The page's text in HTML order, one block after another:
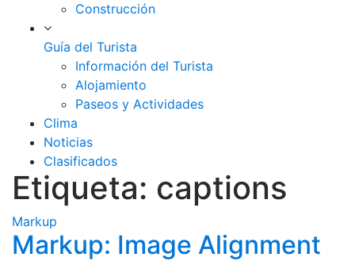
Construcción
Guía del Turista
Información del Turista
Alojamiento
Paseos y Actividades
Clima
Noticias
Clasificados
Etiqueta: captions
Markup
Markup: Image Alignment